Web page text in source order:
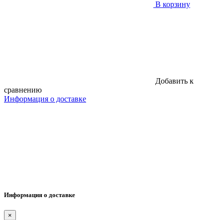
В корзину
Добавить к
сравнению
Информация о доставке
Информация о доставке
×